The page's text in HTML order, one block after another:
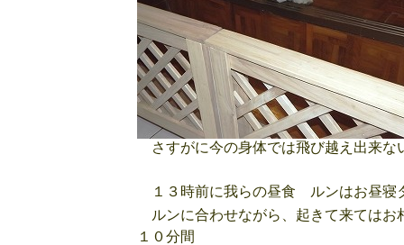
さすがに今の身体では飛び越え出来な
１３時前に我らの昼食 ルンはお昼寝
ルンに合わせながら、起きて来てはお
１０分間